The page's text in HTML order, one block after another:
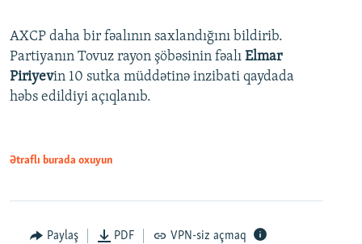
AXCP daha bir fəalının saxlandığını bildirib.
Partiyanın Tovuz rayon şöbəsinin fəalı Elmar
Piriyevin 10 sutka müddətinə inzibati qaydada
həbs edildiyi açıqlanıb.
Ətraflı burada oxuyun
Paylaş PDF VPN-siz açmaq